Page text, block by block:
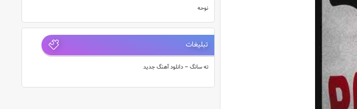
نوحه
تبلیغات
ته سانگ – دانلود آهنگ جدید